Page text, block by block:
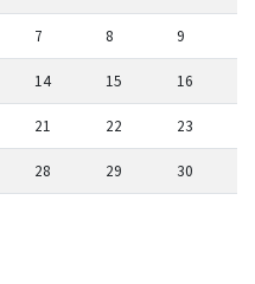
7 8 9
14 15 16
21 22 23
28 29 30